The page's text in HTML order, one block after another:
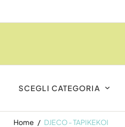
SCEGLI CATEGORIA
Home DJECO - TAPIKEKOI